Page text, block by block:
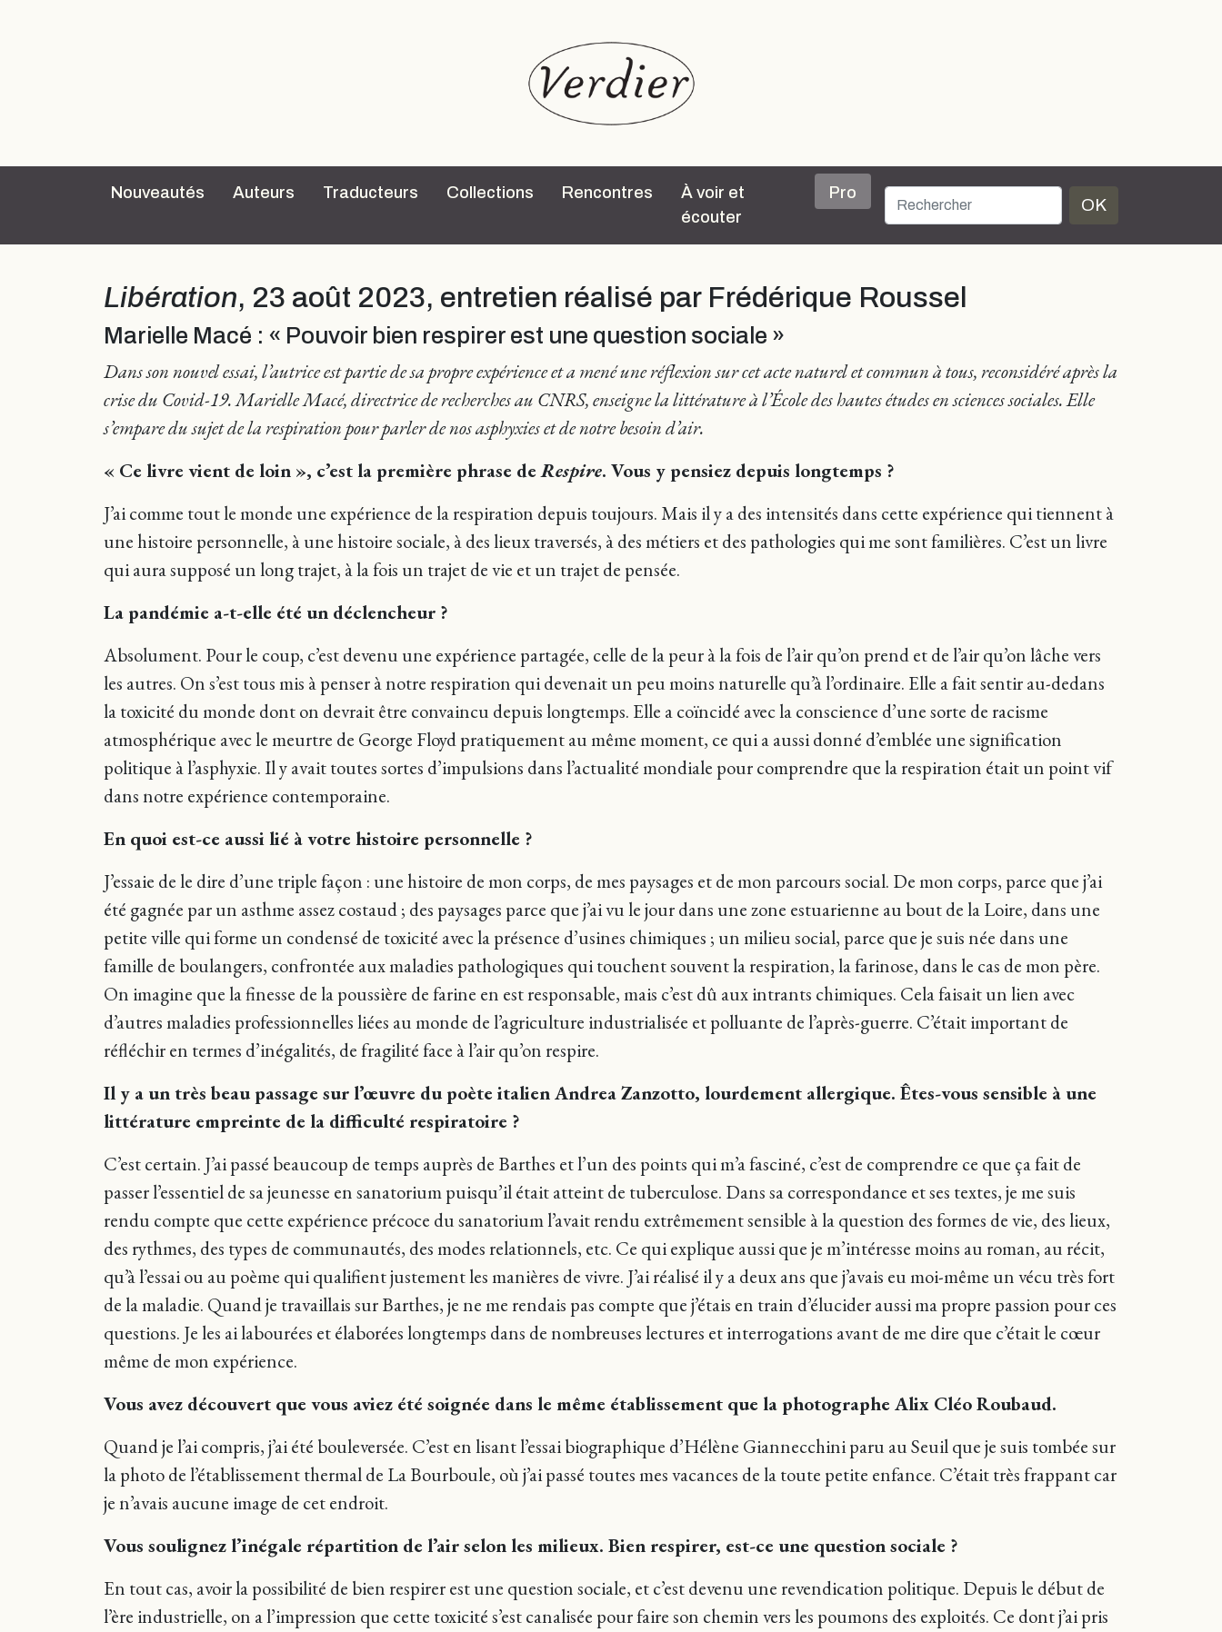
Nouveautés Auteurs Traducteurs Collections Rencontres
À voir et
écouter
Pro
OK
Libération, 23 août 2023, entretien réalisé par Frédérique Roussel
Marielle Macé : « Pouvoir bien respirer est une question sociale »
Dans son nouvel essai, l’autrice est partie de sa propre expérience et a mené une réflexion sur cet acte naturel et commun à tous, reconsidéré après la
crise du Covid-19.Marielle Macé, directrice de recherches au CNRS, enseigne la littérature à l’École des hautes études en sciences sociales. Elle
s’empare du sujet de la respiration pour parler de nos asphyxies et de notre besoin d’air.
« Ce livre vient de loin », c’est la première phrase deRespire. Vous y pensiez depuis longtemps ?
J’ai comme tout le monde une expérience de la respiration depuis toujours. Mais il y a des intensités dans cette expérience qui tiennent à
une histoire personnelle, à une histoire sociale, à des lieux traversés, à des métiers et des pathologies qui me sont familières. C’est un livre
qui aura supposé un long trajet, à la fois un trajet de vie et un trajet de pensée.
La pandémie a-t-elle été un déclencheur ?
Absolument. Pour le coup, c’est devenu une expérience partagée, celle de la peur à la fois de l’air qu’on prend et de l’air qu’on lâche vers
les autres. On s’est tous mis à penser à notre respiration qui devenait un peu moins naturelle qu’à l’ordinaire. Elle a fait sentir au-dedans
la toxicité du monde dont on devrait être convaincu depuis longtemps. Elle a coïncidé avec la conscience d’une sorte de racisme
atmosphérique avec le meurtre de George Floyd pratiquement au même moment, ce qui a aussi donné d’emblée une signification
politique à l’asphyxie. Il y avait toutes sortes d’impulsions dans l’actualité mondiale pour comprendre que la respiration était un point vif
dans notre expérience contemporaine.
En quoi est-ce aussi lié à votre histoire personnelle ?
J’essaie de le dire d’une triple façon : une histoire de mon corps, de mes paysages et de mon parcours social. De mon corps, parce que j’ai
été gagnée par un asthme assez costaud ; des paysages parce que j’ai vu le jour dans une zone estuarienne au bout de la Loire, dans une
petite ville qui forme un condensé de toxicité avec la présence d’usines chimiques ; un milieu social, parce que je suis née dans une
famille de boulangers, confrontée aux maladies pathologiques qui touchent souvent la respiration, la farinose, dans le cas de mon père.
On imagine que la finesse de la poussière de farine en est responsable, mais c’est dû aux intrants chimiques. Cela faisait un lien avec
d’autres maladies professionnelles liées au monde de l’agriculture industrialisée et polluante de l’après-guerre. C’était important de
réfléchir en termes d’inégalités, de fragilité face à l’air qu’on respire.
Il y a un très beau passage sur l’œuvre du poète italien Andrea Zanzotto, lourdement allergique. Êtes-vous sensible à une
littérature empreinte de la difficulté respiratoire ?
C’est certain. J’ai passé beaucoup de temps auprès de Barthes et l’un des points qui m’a fasciné, c’est de comprendre ce que ça fait de
passer l’essentiel de sa jeunesse en sanatorium puisqu’il était atteint de tuberculose. Dans sa correspondance et ses textes, je me suis
rendu compte que cette expérience précoce du sanatorium l’avait rendu extrêmement sensible à la question des formes de vie, des lieux,
des rythmes, des types de communautés, des modes relationnels, etc. Ce qui explique aussi que je m’intéresse moins au roman, au récit,
qu’à l’essai ou au poème qui qualifient justement les manières de vivre. J’ai réalisé il y a deux ans que j’avais eu moi-même un vécu très fort
de la maladie. Quand je travaillais sur Barthes, je ne me rendais pas compte que j’étais en train d’élucider aussi ma propre passion pour ces
questions. Je les ai labourées et élaborées longtemps dans de nombreuses lectures et interrogations avant de me dire que c’était le cœur
même de mon expérience.
Vous avez découvert que vous aviez été soignée dans le même établissement que la photographe Alix Cléo Roubaud.
Quand je l’ai compris, j’ai été bouleversée. C’est en lisant l’essai biographique d’Hélène Giannecchini paru au Seuil que je suis tombée sur
la photo de l’établissement thermal de La Bourboule, où j’ai passé toutes mes vacances de la toute petite enfance. C’était très frappant car
je n’avais aucune image de cet endroit.
Vous soulignez l’inégale répartition de l’air selon les milieux. Bien respirer, est-ce une question sociale ?
En tout cas, avoir la possibilité de bien respirer est une question sociale, et c’est devenu une revendication politique. Depuis le début de
l’ère industrielle, on a l’impression que cette toxicité s’est canalisée pour faire son chemin vers les poumons des exploités. Ce dont j’ai pris